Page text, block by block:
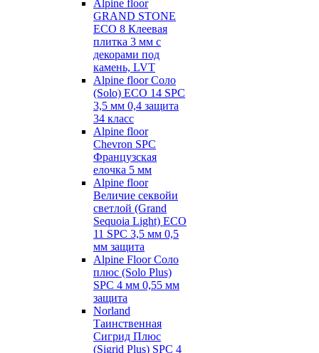
Alpine floor
GRAND STONE
ECO 8 Клеевая
плитка 3 мм с
декорами под
камень, LVT
Alpine floor Соло
(Solo) ECO 14 SPC
3,5 мм 0,4 защита
34 класс
Alpine floor
Chevron SPC
Французская
елочка 5 мм
Alpine floor
Величие секвойи
светлой (Grand
Sequoia Light) ECO
11 SPC 3,5 мм 0,5
мм защита
Alpine Floor Соло
плюс (Solo Plus)
SPC 4 мм 0,55 мм
защита
Norland
Таинственная
Сигрид Плюс
(Sigrid Plus) SPC 4